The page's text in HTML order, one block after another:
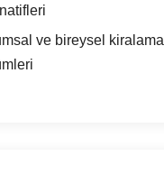
ve bireysel kiralama